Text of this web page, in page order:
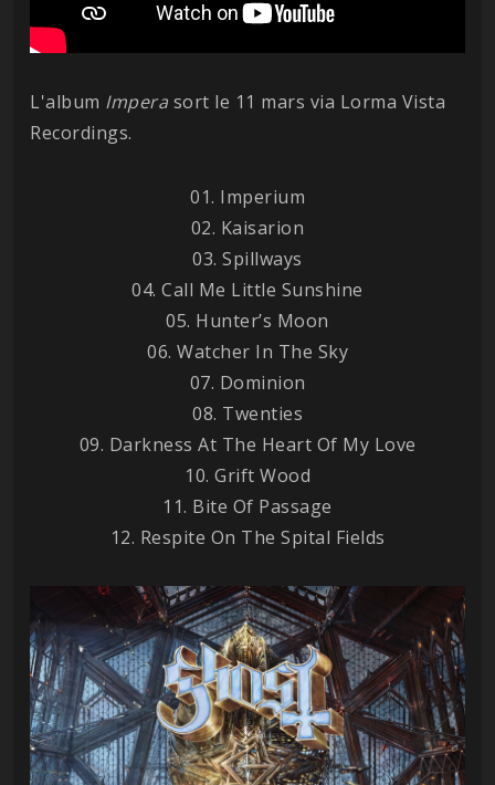
L'album Impera sort le 11 mars via Lorma Vista
Recordings.
01. Imperium
02. Kaisarion
03. Spillways
04. Call Me Little Sunshine
05. Hunter’s Moon
06. Watcher In The Sky
07. Dominion
08. Twenties
09. Darkness At The Heart Of My Love
10. Grift Wood
11. Bite Of Passage
12. Respite On The Spital Fields